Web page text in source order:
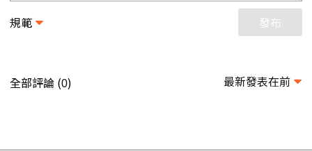
規範 發布
全部評論 (0) 最新發表在前